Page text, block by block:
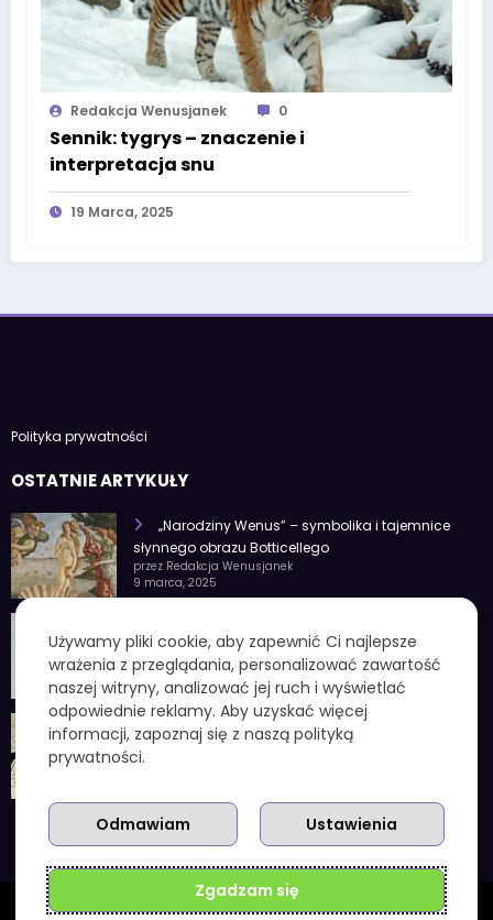
Redakcja Wenusjanek 0
Sennik: tygrys – znaczenie i
interpretacja snu
19 Marca, 2025
Polityka prywatności
OSTATNIE ARTYKUŁY
„Narodziny Wenus” – symbolika i tajemnice
słynnego obrazu Botticellego
przez Redakcja Wenusjanek
9 marca, 2025
cechy osobowości
przez Redakcja Wenusjanek
4 lutego, 2025
1 kuna ile to zł – aktualny przelicznik, koniec
chorwackiej waluty i praktyczne wskazówki
przez Redakcja Wenusjanek
Wenusjanki.com.pl | Powered By
Używamy pliki cookie, aby zapewnić Ci najlepsze
wrażenia z przeglądania, personalizować zawartość
naszej witryny, analizować jej ruch i wyświetlać
odpowiednie reklamy. Aby uzyskać więcej
informacji, zapoznaj się z naszą polityką
prywatności.
Zgadzam się
Ustawienia
Odmawiam